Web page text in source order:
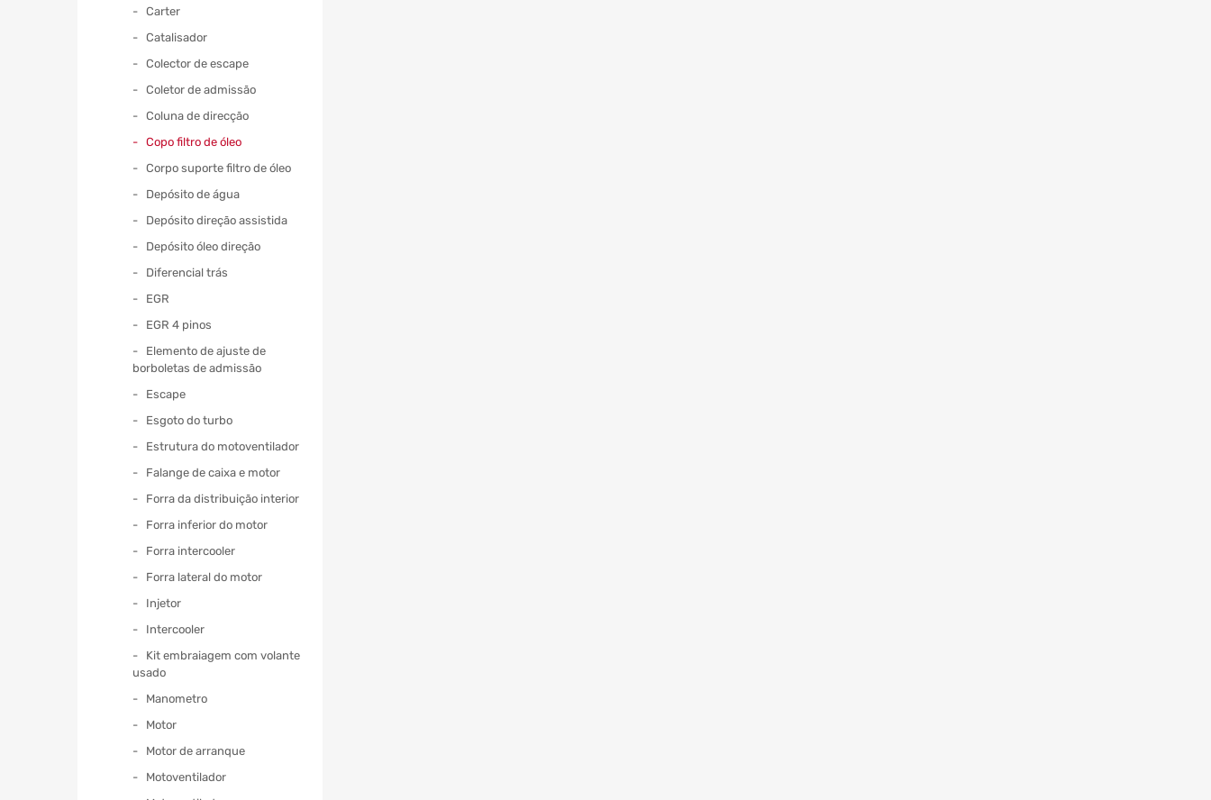
Carter
Catalisador
Colector de escape
Coletor de admissão
Coluna de direcção
Copo filtro de óleo
Corpo suporte filtro de óleo
Depósito de água
Depósito direção assistida
Depósito óleo direção
Diferencial trás
EGR
EGR 4 pinos
Elemento de ajuste de
borboletas de admissão
Escape
Esgoto do turbo
Estrutura do motoventilador
Falange de caixa e motor
Forra da distribuição interior
Forra inferior do motor
Forra intercooler
Forra lateral do motor
Injetor
Intercooler
Kit embraiagem com volante
usado
Manometro
Motor
Motor de arranque
Motoventilador